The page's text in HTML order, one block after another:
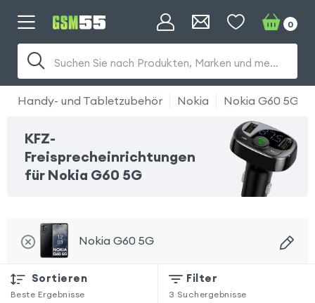
Suchen Sie nach Produkten, Marken und mehr...
0
Handy- und Tabletzubehör Nokia Nokia G60 5G
KFZ-
Freisprecheinrichtungen
für Nokia G60 5G
Nokia G60 5G
Sortieren
Beste Ergebnisse
Filter
3 Suchergebnisse